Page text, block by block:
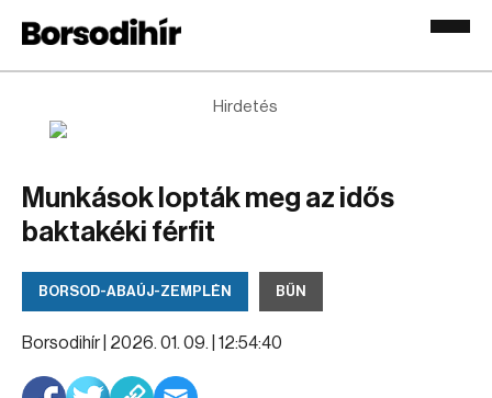
Hirdetés
Munkások lopták meg az idős
baktakéki férfit
BORSOD-ABAÚJ-ZEMPLÉN BŰN
Borsodihír | 2026. 01. 09. | 12:54:40